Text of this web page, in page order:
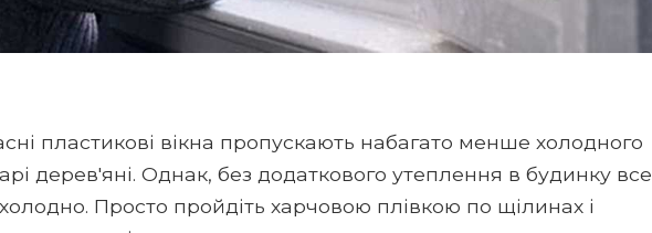
пластикові вікна пропускають набагато менше холодного
дерев'яні. Однак, без додаткового утеплення в будинку все
Просто пройдіть харчовою плівкою по щілинах і